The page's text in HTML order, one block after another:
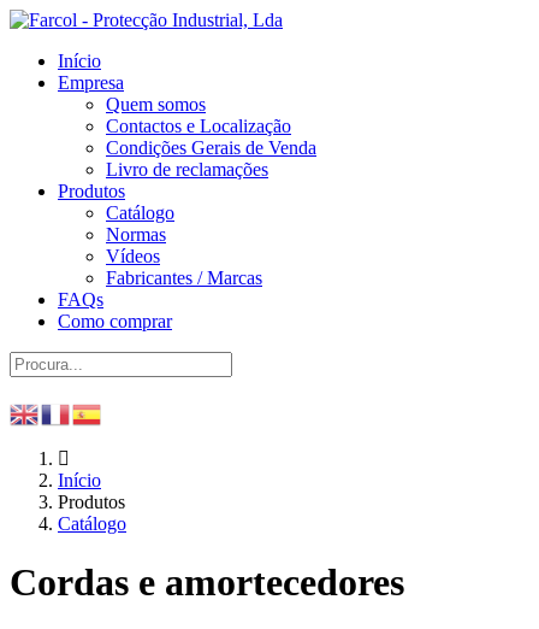
Início
Empresa
Quem somos
Contactos e Localização
Condições Gerais de Venda
Livro de reclamações
Produtos
Catálogo
Normas
Vídeos
Fabricantes / Marcas
FAQs
Como comprar
Início
Produtos
Catálogo
Cordas e amortecedores